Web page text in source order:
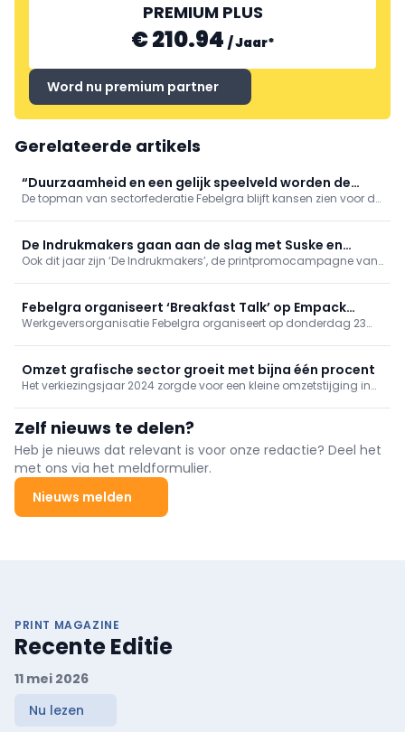
PREMIUM PLUS
€ 210.94 /Jaar*
Word nu premium partner
Gerelateerde artikels
“Duurzaamheid en een gelijk speelveld worden de
drijvende kracht voor onze sector”
De topman van sectorfederatie Febelgra blijft kansen zien voor de
verliezen ze impact”, stelt Marc Vandebroucke. Hij ziet vijf
prioriteiten om de grafische productiebedrijven te versterken.
De Indrukmakers gaan aan de slag met Suske en
Wiske op Boektopia
Ook dit jaar zijn ‘De Indrukmakers’, de printpromocampagne van
ervaren hoe indrukwekkend print écht is”, zegt Kelly De Meuter.
Febelgra organiseert ‘Breakfast Talk’ op Empack
Mechelen
Werkgeversorganisatie Febelgra organiseert op donderdag 23
de vakbeurs Empack in Mechelen.
Omzet grafische sector groeit met bijna één procent
Het verkiezingsjaar 2024 zorgde voor een kleine omzetstijging in
procent naar 2,29 miljard euro.
Zelf nieuws te delen?
Heb je nieuws dat relevant is voor onze redactie? Deel het
met ons via het meldformulier.
Nieuws melden
PRINT MAGAZINE
Recente Editie
11 mei 2026
Nu lezen